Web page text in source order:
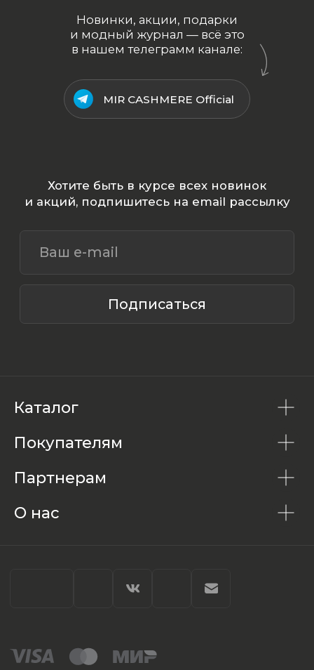
Каталог
Покупателям
Партнерам
О нас